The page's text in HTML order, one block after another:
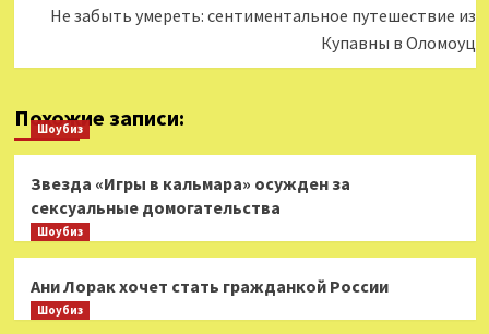
Не забыть умереть: сентиментальное путешествие из
Купавны в Оломоуц
Похожие записи:
Шоубиз
Звезда «Игры в кальмара» осужден за
сексуальные домогательства
Шоубиз
Ани Лорак хочет стать гражданкой России
Шоубиз